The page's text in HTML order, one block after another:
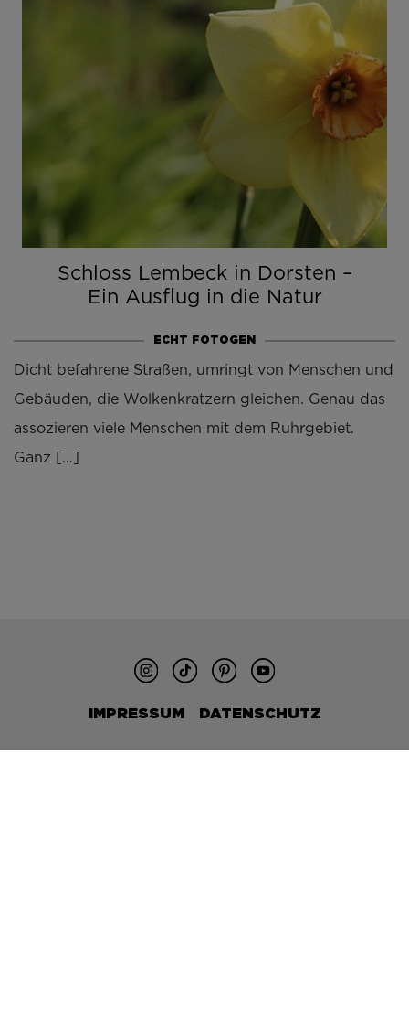
Schloss Lembeck in Dorsten –
Ein Ausflug in die Natur
ECHT FOTOGEN
Dicht befahrene Straßen, umringt von Menschen und
Gebäuden, die Wolkenkratzern gleichen. Genau das
assozieren viele Menschen mit dem Ruhrgebiet.
Ganz […]
IMPRESSUM DATENSCHUTZ